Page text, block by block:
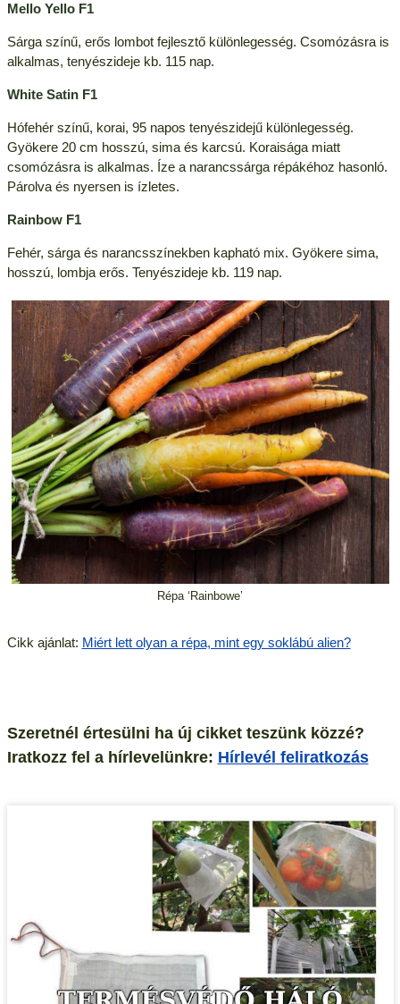
Mello Yello F1
Sárga színű, erős lombot fejlesztő különlegesség. Csomózásra is
alkalmas, tenyészideje kb. 115 nap.
White Satin F1
Hófehér színű, korai, 95 napos tenyészidejű különlegesség.
Gyökere 20 cm hosszú, sima és karcsú. Koraisága miatt
csomózásra is alkalmas. Íze a narancssárga répákéhoz hasonló.
Párolva és nyersen is ízletes.
Rainbow F1
Fehér, sárga és narancsszínekben kapható mix. Gyökere sima,
hosszú, lombja erős. Tenyészideje kb. 119 nap.
Répa ‘Rainbowe’
Cikk ajánlat: Miért lett olyan a répa, mint egy soklábú alien?
Szeretnél értesülni ha új cikket teszünk közzé?
Iratkozz fel a hírlevelünkre: Hírlevél feliratkozás